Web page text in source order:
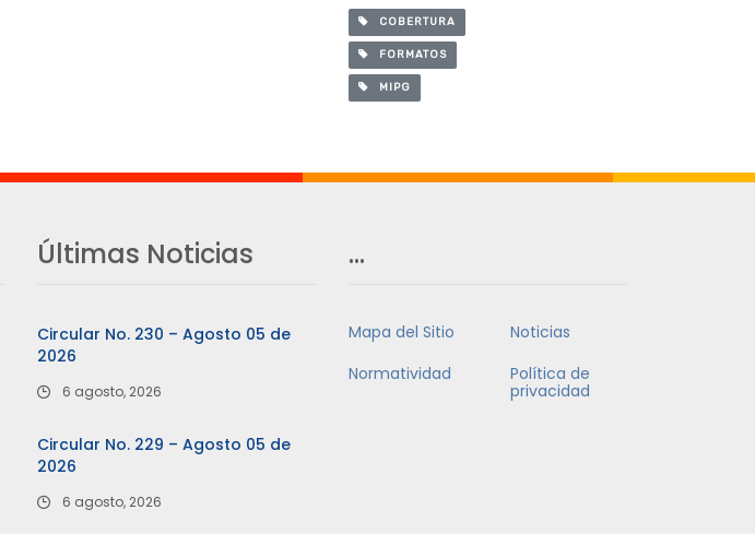
COBERTURA
FORMATOS
MIPG
Últimas Noticias
Circular No. 230 – Agosto 05 de
2026
6 agosto, 2026
Circular No. 229 – Agosto 05 de
2026
6 agosto, 2026
…
Mapa del Sitio
Noticias
Normatividad
Política de
privacidad